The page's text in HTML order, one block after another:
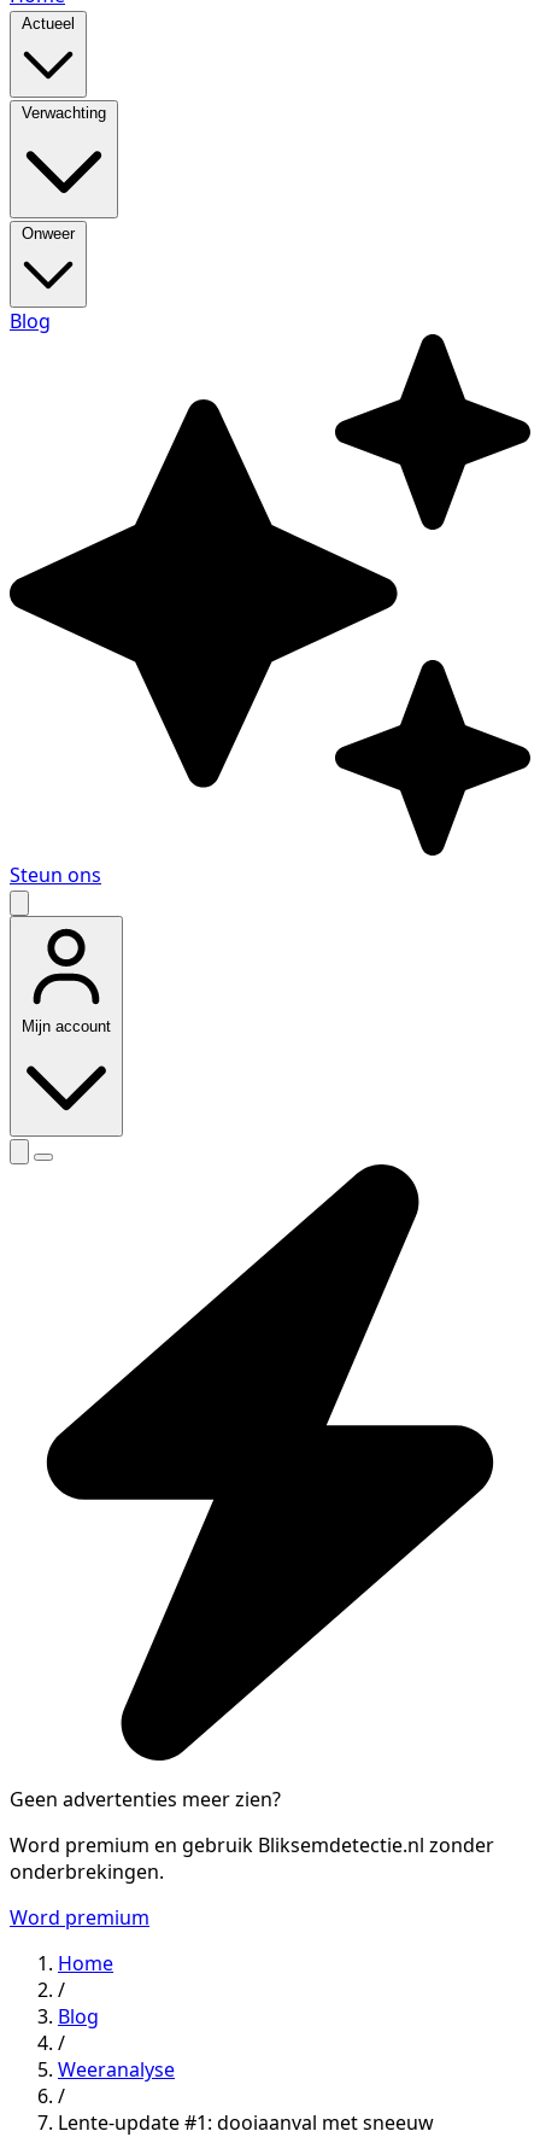
Actueel
Verwachting
Onweer
Blog
Steun ons
Mijn account
Geen advertenties meer zien?
Word premium en gebruik Bliksemdetectie.nl zonder
onderbrekingen.
Word premium
Home
/
Blog
/
Weeranalyse
/
Lente-update #1: dooiaanval met sneeuw